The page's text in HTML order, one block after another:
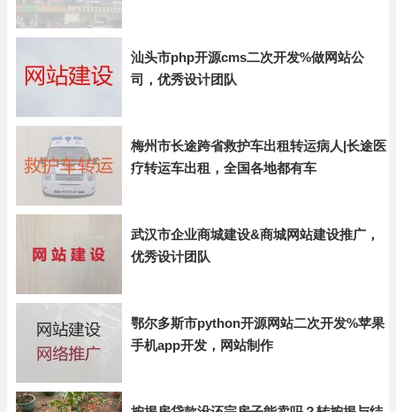
汕头市php开源cms二次开发%做网站公
司，优秀设计团队
梅州市长途跨省救护车出租转运病人|长途医
疗转运车出租，全国各地都有车
武汉市企业商城建设&商城网站建设推广，
优秀设计团队
鄂尔多斯市python开源网站二次开发%苹果
手机app开发，网站制作